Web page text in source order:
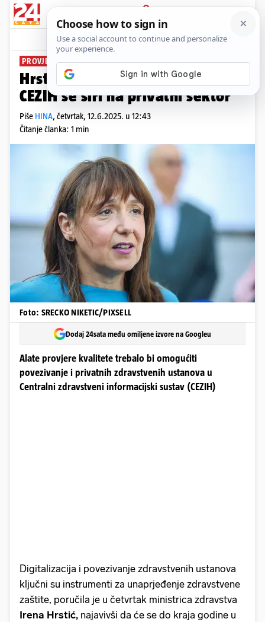
PRIJAVA
News Komentari
PROVJERA KVALITETE
Hrstić o digitalizaciji zdravstva:
CEZIH se širi na privatni sektor
Piše HINA, četvrtak, 12.6.2025. u 12:43
Čitanje članka: 1 min
Foto: SRECKO NIKETIC/PIXSELL
Dodaj 24sata među omiljene izvore na Googleu
Alate provjere kvalitete trebalo bi omogućiti
povezivanje i privatnih zdravstvenih ustanova u
Centralni zdravstveni informacijski sustav (CEZIH)
Digitalizacija i povezivanje zdravstvenih ustanova
ključni su instrumenti za unaprjeđenje zdravstvene
zaštite, poručila je u četvrtak ministrica zdravstva
Irena Hrstić, najavivši da će se do kraja godine u